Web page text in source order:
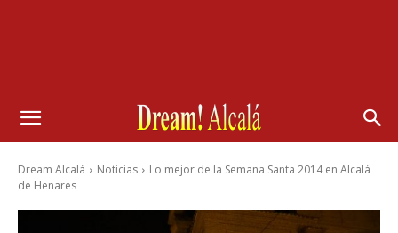
Dream Alcalá Noticias
Lo mejor de la Semana Santa 2014 en Alcalá
de Henares